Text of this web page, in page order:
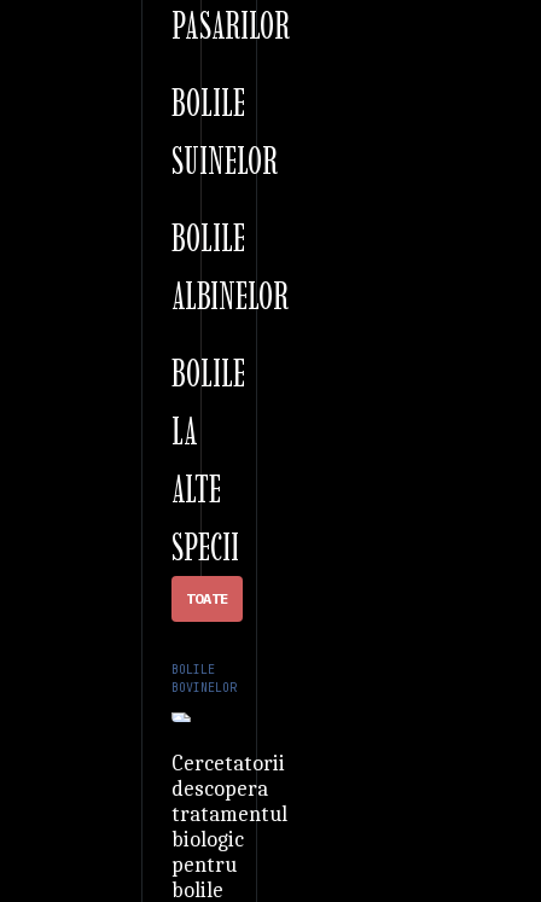
PASARILOR
BOLILE
SUINELOR
BOLILE
ALBINELOR
BOLILE
LA
ALTE
SPECII
TOATE
BOLILE
BOVINELOR
Cercetatorii
descopera
tratamentul
biologic
pentru
bolile